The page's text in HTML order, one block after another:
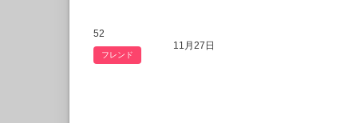
52
フレンド
11月27日